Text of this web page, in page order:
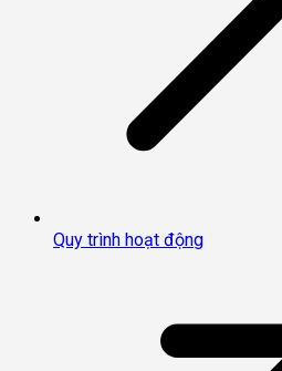
Quy trình hoạt động